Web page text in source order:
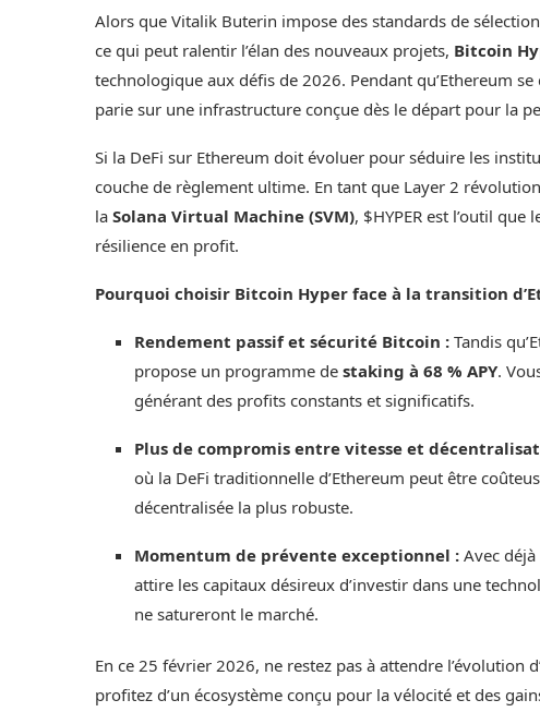
Alors que Vitalik Buterin impose des standards de
ce qui peut ralentir l’élan des nouveaux projets, Bitcoin
technologique aux défis de 2026. Pendant qu’Ethereum
parie sur une infrastructure conçue dès le départ pour la
Si la DeFi sur Ethereum doit évoluer pour séduire les
couche de règlement ultime. En tant que Layer 2
la Solana Virtual Machine (SVM), $HYPER est l’outil
résilience en profit.
Pourquoi choisir Bitcoin Hyper face à la transition
Rendement passif et sécurité Bitcoin : Tandis
propose un programme de staking à 68 % APY.
générant des profits constants et significatifs.
Plus de compromis entre vitesse et
où la DeFi traditionnelle d’Ethereum peut être
décentralisée la plus robuste.
Momentum de prévente exceptionnel : Avec
attire les capitaux désireux d’investir dans une
ne satureront le marché.
En ce 25 février 2026, ne restez pas à attendre l’évolution
profitez d’un écosystème conçu pour la vélocité et des